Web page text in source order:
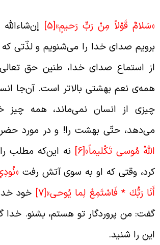
قَوْلاً مِنْ رَبٍّ رَحيمٍ»[5]
إن‌شاءالله
صدای خدا را می‌شنویم و لذّتی که
استماع صدای خدا، طنین حق تعالی
نعم بهشتی بالاتر است. آن‌جا
از انسان نمی‌ماند، همه چیز
حتّی بهشت را! و در مورد
مُوسى‏ تَكْليماً»[6] نه ‌این‌که مطلب را
وقتی که او به سوی آتش رفت
رَبُّكَ * فَاسْتَمِعْ لِما يُوحى‏»[7] خود خدا
من پروردگار تو هستم، بشنو. خدا
را شنید.